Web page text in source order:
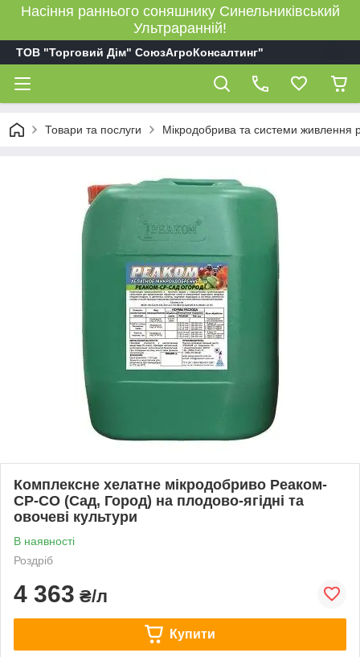
Насіння раннього соняшнику Синельниківський
Ультраранній!
ТОВ "Торговий Дім" СоюзАгроКонсалтинг"
Товари та послуги Мікродобрива та системи живлення
Комплексне хелатне мікродобриво Реаком-
СР-СО (Сад, Город) на плодово-ягідні та
овочеві культури
В наявності
Роздріб
4 363 ₴/л
Купити